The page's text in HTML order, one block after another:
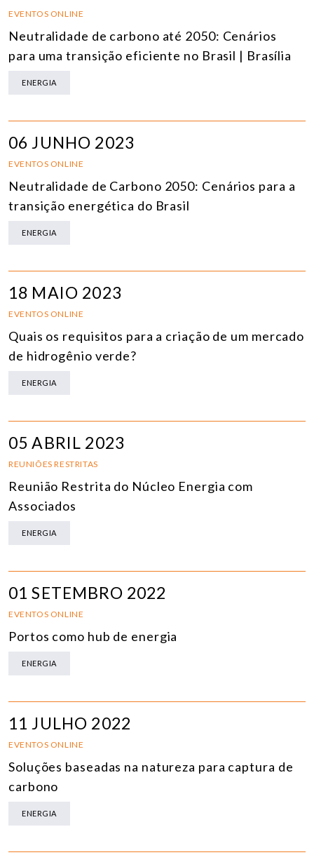
EVENTOS ONLINE
Neutralidade de carbono até 2050: Cenários
para uma transição eficiente no Brasil | Brasília
ENERGIA
06 JUNHO 2023
EVENTOS ONLINE
Neutralidade de Carbono 2050: Cenários para a
transição energética do Brasil
ENERGIA
18 MAIO 2023
EVENTOS ONLINE
Quais os requisitos para a criação de um mercado
de hidrogênio verde?
ENERGIA
05 ABRIL 2023
REUNIÕES RESTRITAS
Reunião Restrita do Núcleo Energia com
Associados
ENERGIA
01 SETEMBRO 2022
EVENTOS ONLINE
Portos como hub de energia
ENERGIA
11 JULHO 2022
EVENTOS ONLINE
Soluções baseadas na natureza para captura de
carbono
ENERGIA